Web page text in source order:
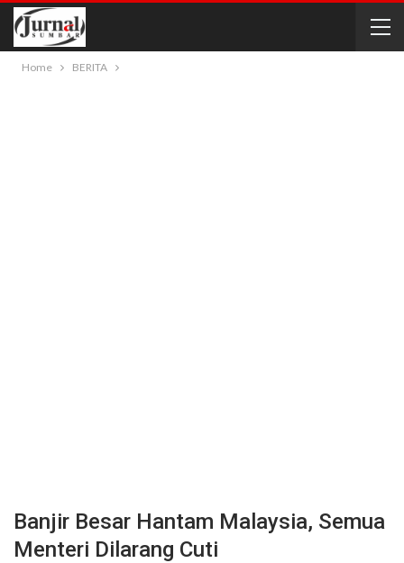
Home BERITA
Banjir Besar Hantam Malaysia, Semua
Menteri Dilarang Cuti